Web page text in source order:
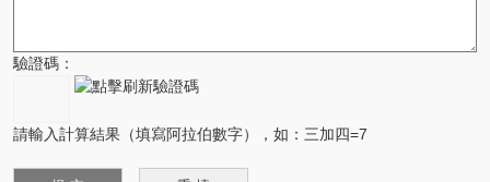
驗證碼：
請輸入計算結果（填寫阿拉伯數字），如：三加四=7